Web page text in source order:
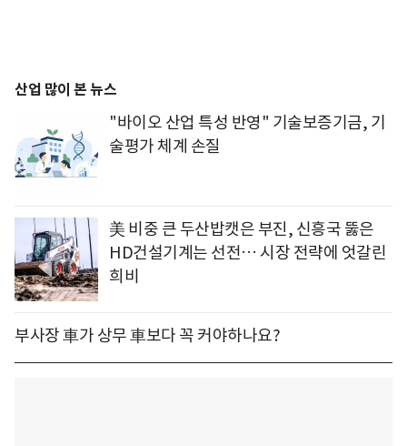
산업 많이 본 뉴스
"바이오 산업 특성 반영" 기술보증기금, 기
술평가 체계 손질
美 비중 큰 두산밥캣은 부진, 신흥국 뚫은
HD건설기계는 선전… 시장 전략에 엇갈린
희비
부사장 車가 상무 車보다 꼭 커야하나요?